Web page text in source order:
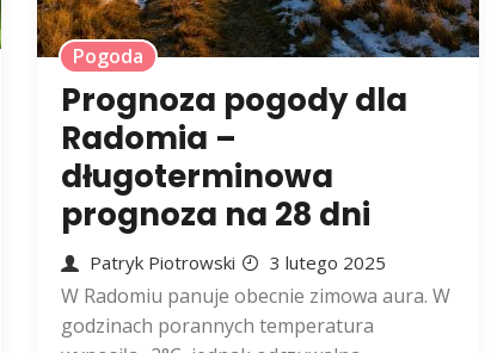
Pogoda
Prognoza pogody dla
Radomia –
długoterminowa
prognoza na 28 dni
Patryk Piotrowski 3 lutego 2025
W Radomiu panuje obecnie zimowa aura. W
godzinach porannych temperatura